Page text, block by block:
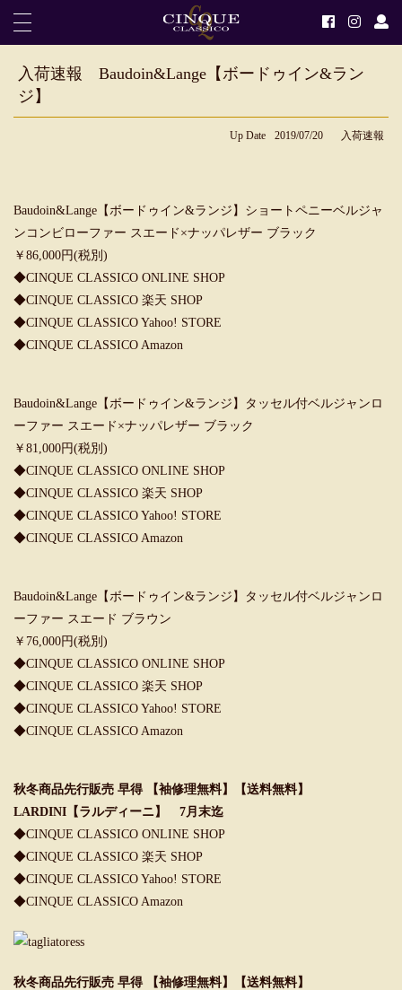
入荷速報 Baudoin&Lange【ボードゥイン&ラン
ジ】
Up Date 2019/07/20 入荷速報
Baudoin&Lange【ボードゥイン&ランジ】ショートペニーベルジャ
ンコンビローファー スエード×ナッパレザー ブラック
￥86,000円(税別)
◆CINQUE CLASSICO ONLINE SHOP
◆CINQUE CLASSICO 楽天 SHOP
◆CINQUE CLASSICO Yahoo! STORE
◆CINQUE CLASSICO Amazon
Baudoin&Lange【ボードゥイン&ランジ】タッセル付ベルジャンロ
ーファー スエード×ナッパレザー ブラック
￥81,000円(税別)
◆CINQUE CLASSICO ONLINE SHOP
◆CINQUE CLASSICO 楽天 SHOP
◆CINQUE CLASSICO Yahoo! STORE
◆CINQUE CLASSICO Amazon
Baudoin&Lange【ボードゥイン&ランジ】タッセル付ベルジャンロ
ーファー スエード ブラウン
￥76,000円(税別)
◆CINQUE CLASSICO ONLINE SHOP
◆CINQUE CLASSICO 楽天 SHOP
◆CINQUE CLASSICO Yahoo! STORE
◆CINQUE CLASSICO Amazon
秋冬商品先行販売 早得 【袖修理無料】【送料無料】
LARDINI【ラルディーニ】 7月末迄
◆CINQUE CLASSICO ONLINE SHOP
◆CINQUE CLASSICO 楽天 SHOP
◆CINQUE CLASSICO Yahoo! STORE
◆CINQUE CLASSICO Amazon
秋冬商品先行販売 早得 【袖修理無料】【送料無料】